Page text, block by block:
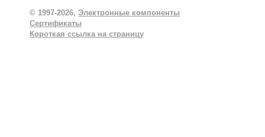
© 1997-2026, Электронные компоненты
Сертификаты
Короткая ссылка на страницу